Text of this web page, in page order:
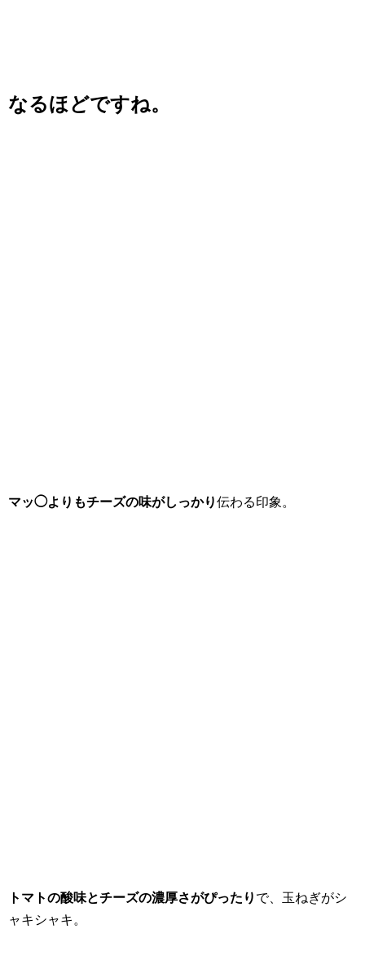
なるほどですね。
マッ◯よりもチーズの味がしっかり伝わる印象。
トマトの酸味とチーズの濃厚さがぴったり で、玉ねぎがシ
ャキシャキ。